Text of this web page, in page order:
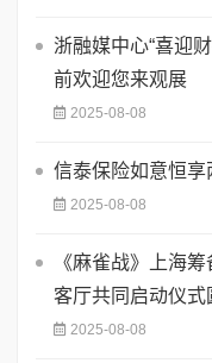
浙融媒中心“喜迎
前欢迎您来观展
2025-08-08
信泰保险如意恒
2025-08-08
《麻雀战》上海
客厅共同启动仪式
2025-08-08